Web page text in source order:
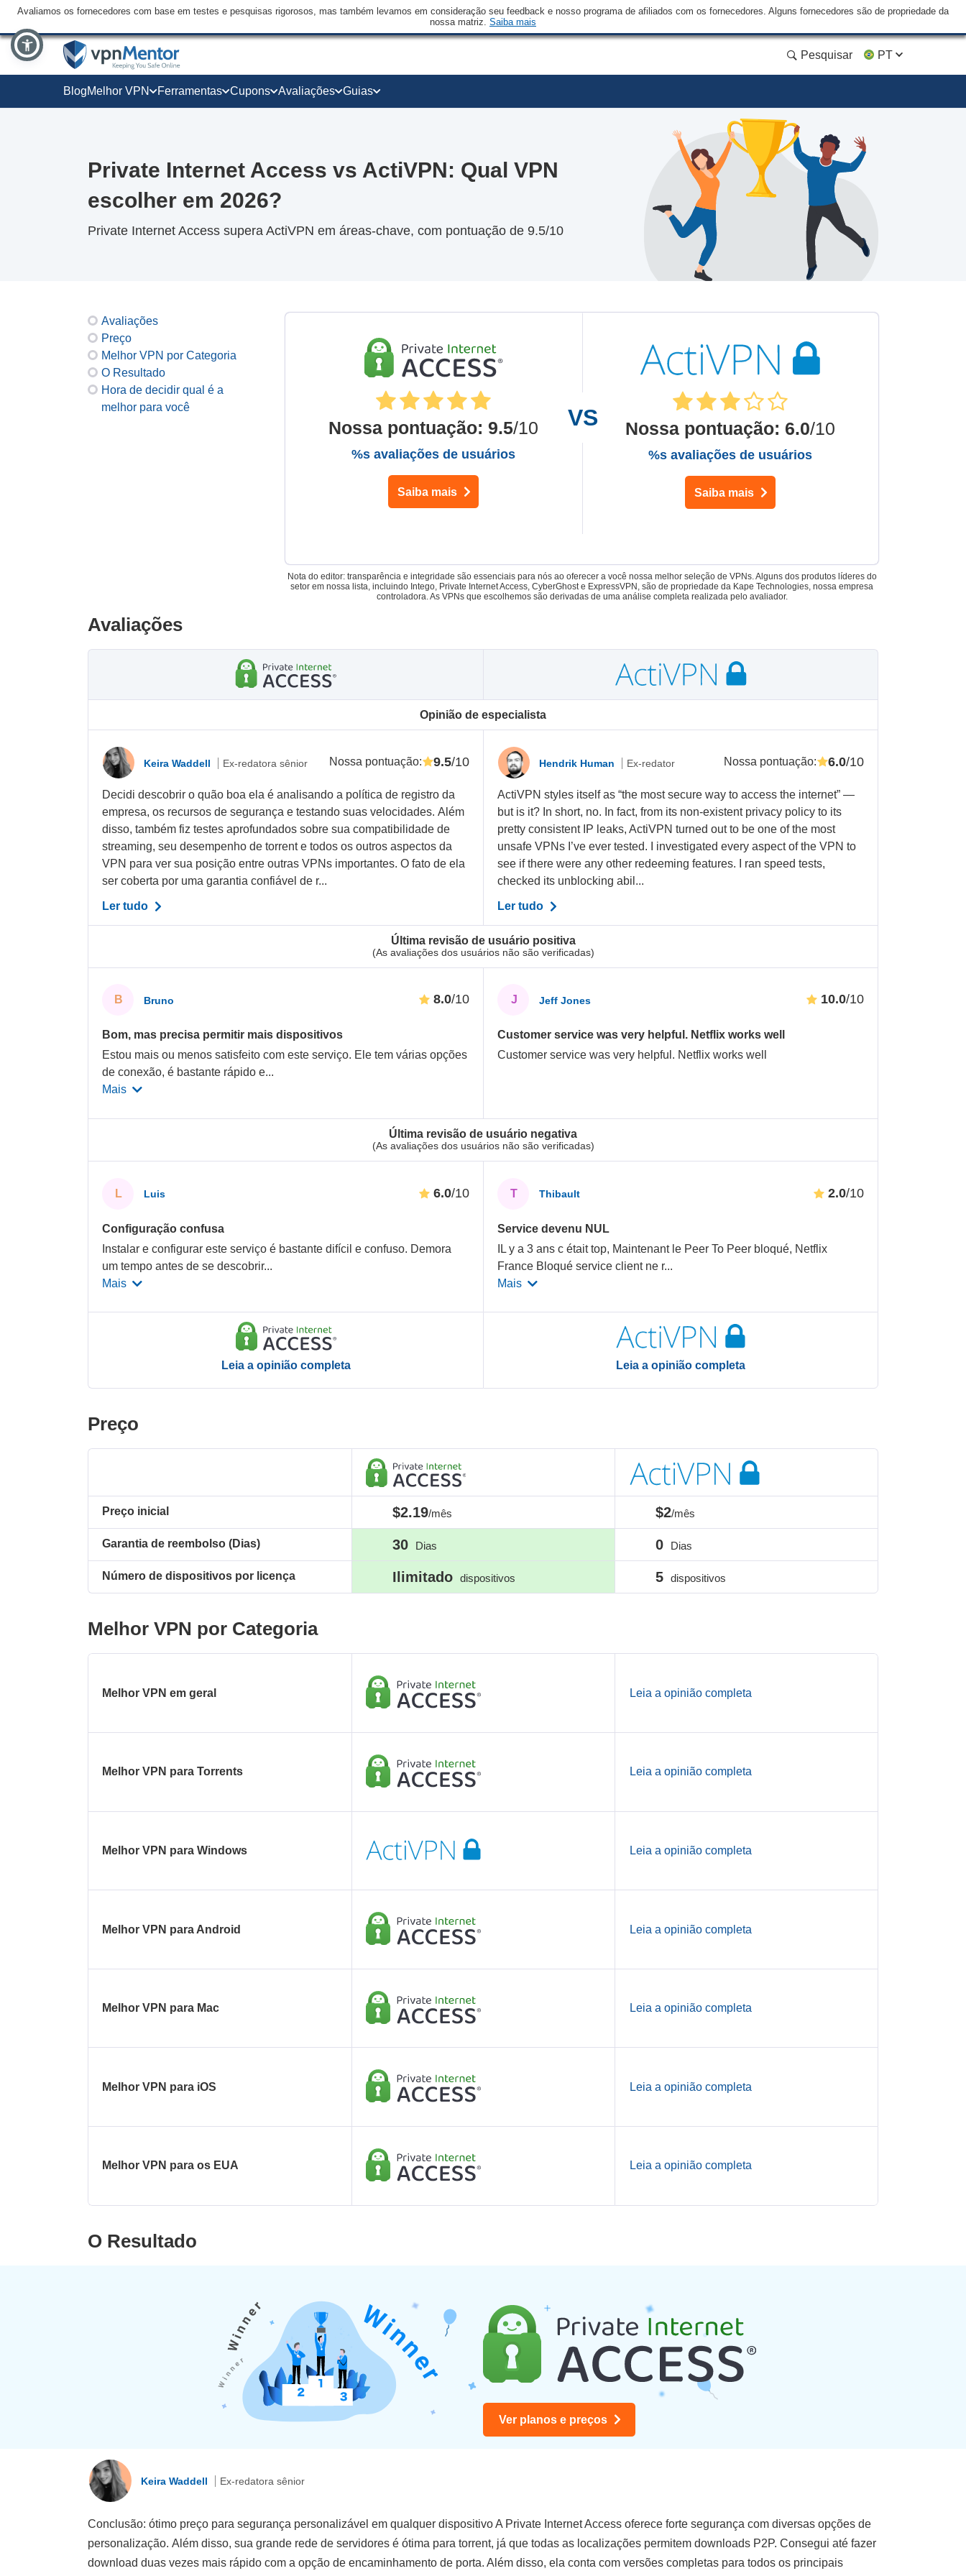
Avaliamos os fornecedores com base em testes e pesquisas rigorosos, mas também levamos em consideração seu feedback e nosso programa de afiliados com os fornecedores. Alguns fornecedores são de propriedade da
nossa matriz. Saiba mais
Pesquisar PT
BlogMelhor VPN Ferramentas Cupons Avaliações Guias
Private Internet Access vs ActiVPN: Qual VPN
escolher em 2026?
Private Internet Access supera ActiVPN em áreas-chave, com pontuação de 9.5/10
Avaliações
Preço
Melhor VPN por Categoria
O Resultado
Hora de decidir qual é a
melhor para você
Nossa pontuação: 9.5/10
%s avaliações de usuários
Saiba mais
Nossa pontuação: 6.0/10
%s avaliações de usuários
Saiba mais
Nota do editor: transparência e integridade são essenciais para nós ao oferecer a você nossa melhor seleção de VPNs. Alguns dos produtos líderes do
setor em nossa lista, incluindo Intego, Private Internet Access, CyberGhost e ExpressVPN, são de propriedade da Kape Technologies, nossa empresa
controladora. As VPNs que escolhemos são derivadas de uma análise completa realizada pelo avaliador.
Avaliações
Opinião de especialista
Última revisão de usuário positiva
(As avaliações dos usuários não são verificadas)
Última revisão de usuário negativa
(As avaliações dos usuários não são verificadas)
Keira Waddell Ex-redatora sênior Nossa pontuação: 9.5/10
Decidi descobrir o quão boa ela é analisando a política de registro da
empresa, os recursos de segurança e testando suas velocidades. Além
disso, também fiz testes aprofundados sobre sua compatibilidade de
streaming, seu desempenho de torrent e todos os outros aspectos da
VPN para ver sua posição entre outras VPNs importantes. O fato de ela
ser coberta por uma garantia confiável de r...
Ler tudo
B Bruno 8.0/10
Bom, mas precisa permitir mais dispositivos
Estou mais ou menos satisfeito com este serviço. Ele tem várias opções
de conexão, é bastante rápido e...
Mais
L Luis 6.0/10
Configuração confusa
Instalar e configurar este serviço é bastante difícil e confuso. Demora
um tempo antes de se descobrir...
Mais
Leia a opinião completa
Hendrik Human Ex-redator Nossa pontuação: 6.0/10
ActiVPN styles itself as “the most secure way to access the internet” —
but is it? In short, no. In fact, from its non-existent privacy policy to its
pretty consistent IP leaks, ActiVPN turned out to be one of the most
unsafe VPNs I’ve ever tested. I investigated every aspect of the VPN to
see if there were any other redeeming features. I ran speed tests,
checked its unblocking abil...
Ler tudo
J Jeff Jones 10.0/10
Customer service was very helpful. Netflix works well
Customer service was very helpful. Netflix works well
T Thibault 2.0/10
Service devenu NUL
IL y a 3 ans c était top, Maintenant le Peer To Peer bloqué, Netflix
France Bloqué service client ne r...
Mais
Leia a opinião completa
Preço
Preço inicial
Garantia de reembolso (Dias)
Número de dispositivos por licença
$2.19/mês
30 Dias
Ilimitado dispositivos
$2/mês
0 Dias
5 dispositivos
Melhor VPN por Categoria
Melhor VPN em geral Leia a opinião completa
Melhor VPN para Torrents Leia a opinião completa
Melhor VPN para Windows Leia a opinião completa
Melhor VPN para Android Leia a opinião completa
Melhor VPN para Mac Leia a opinião completa
Melhor VPN para iOS Leia a opinião completa
Melhor VPN para os EUA Leia a opinião completa
O Resultado
Ver planos e preços
Keira Waddell Ex-redatora sênior
Conclusão: ótimo preço para segurança personalizável em qualquer dispositivo A Private Internet Access oferece forte segurança com diversas opções de
personalização. Além disso, sua grande rede de servidores é ótima para torrent, já que todas as localizações permitem downloads P2P. Consegui até fazer
download duas vezes mais rápido com a opção de encaminhamento de porta. Além disso, ela conta com versões completas para todos os principais